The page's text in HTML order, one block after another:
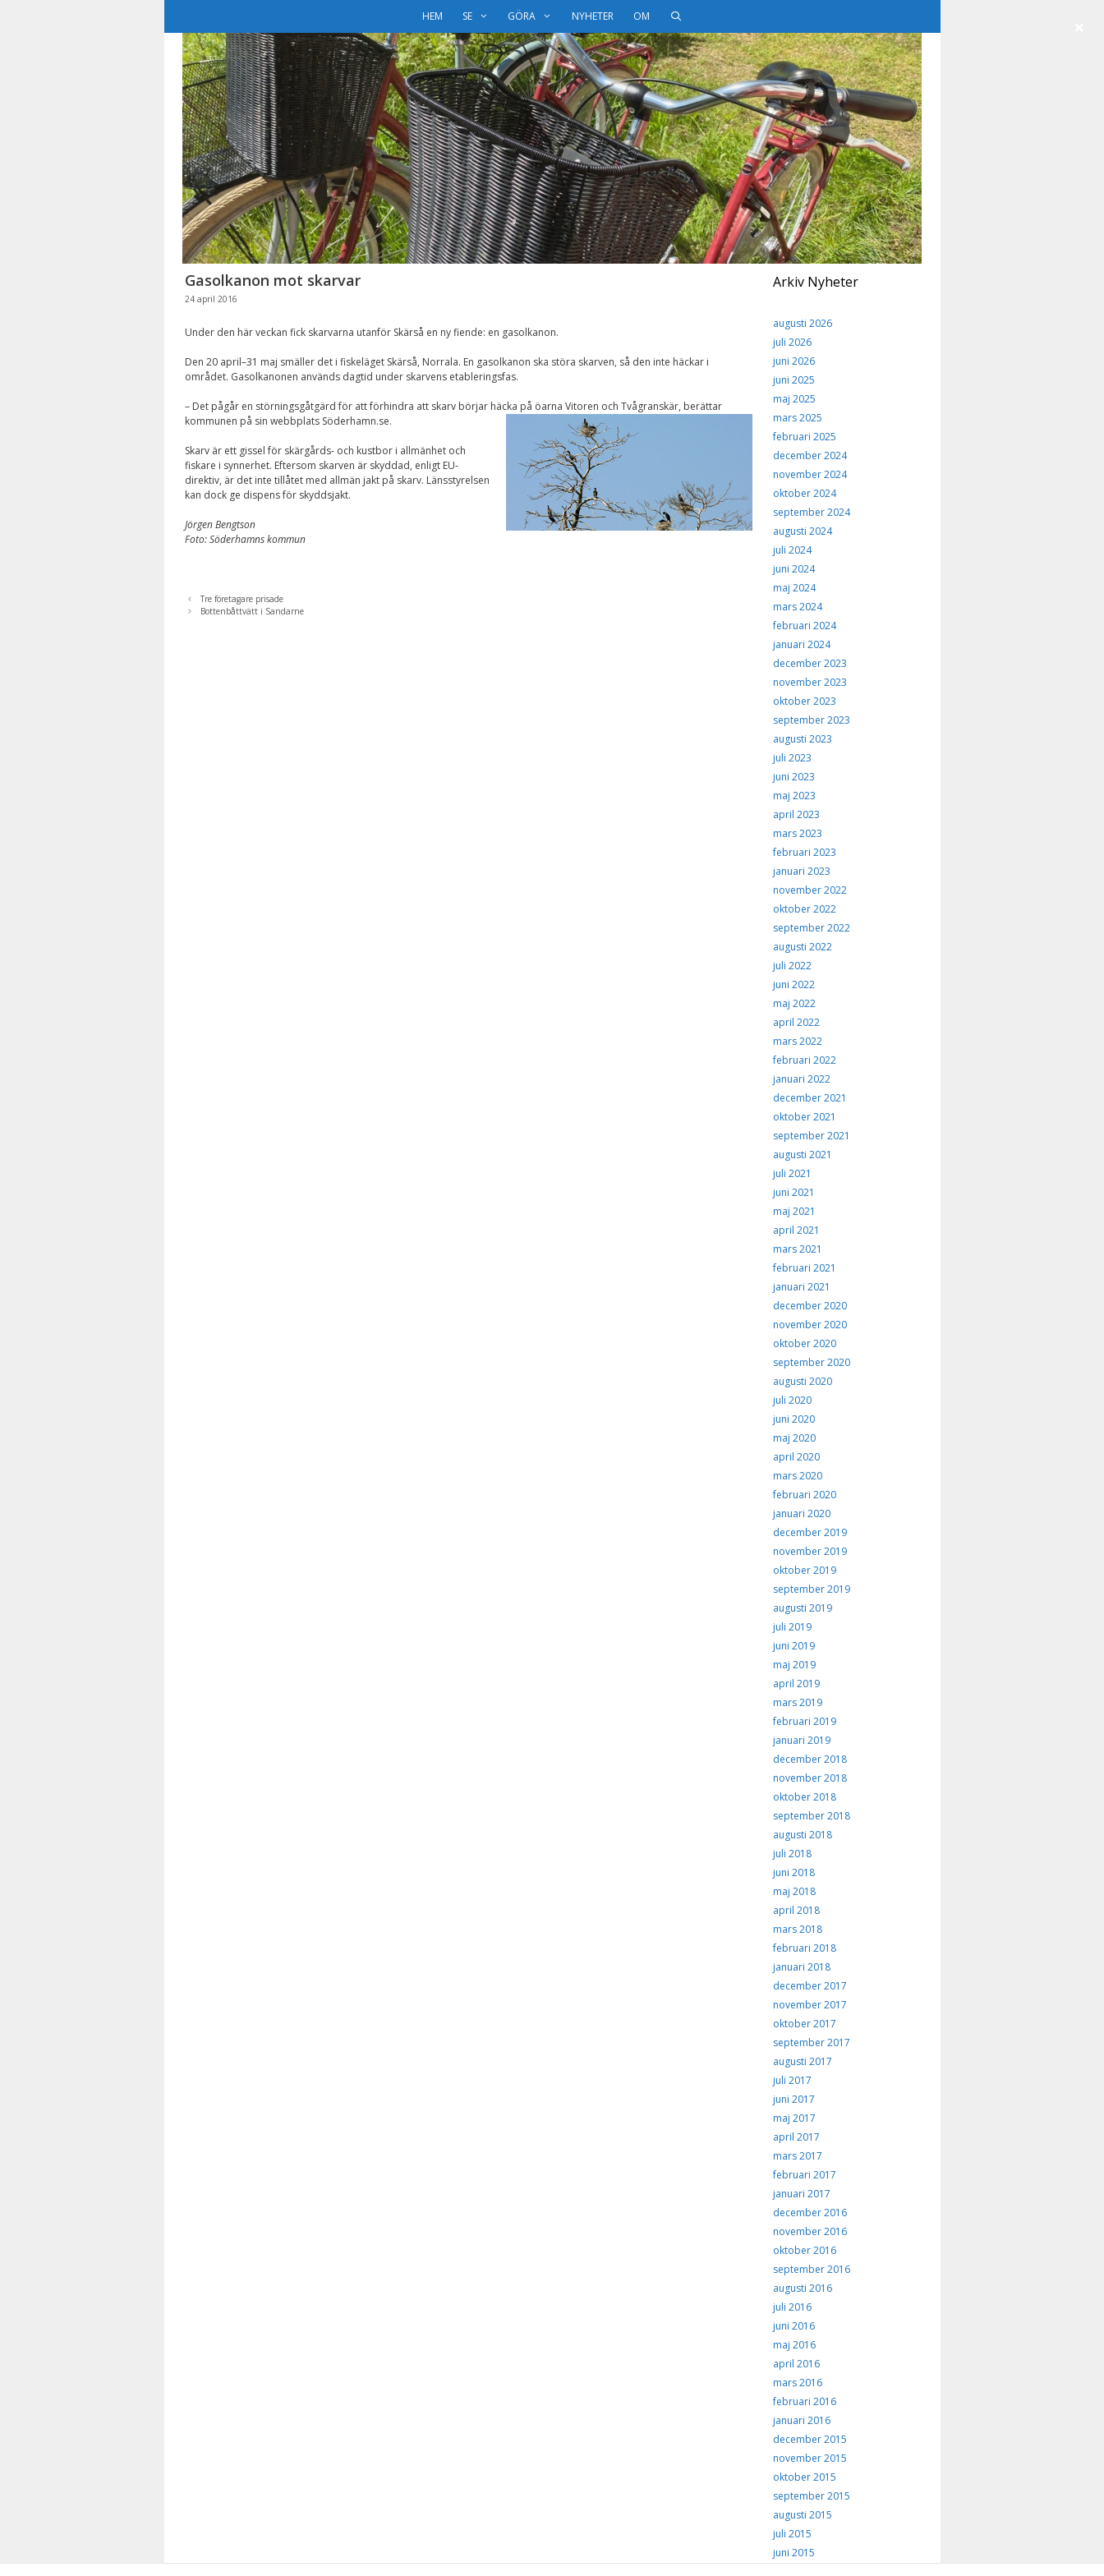
HEM SE GÖRA NYHETER OM
Gasolkanon mot skarvar
24 april 2016
Under den här veckan fick skarvarna utanför Skärså en ny fiende: en gasolkanon.
Den 20 april–31 maj smäller det i fiskeläget Skärså, Norrala. En gasolkanon ska störa skarven, så den inte häckar i
området. Gasolkanonen används dagtid under skarvens etableringsfas.
– Det pågår en störningsgåtgärd för att förhindra att skarv börjar häcka på öarna Vitoren och Tvågranskär, berättar
kommunen på sin webbplats Söderhamn.se.
Skarv är ett gissel för skärgårds- och kustbor i allmänhet och
fiskare i synnerhet. Eftersom skarven är skyddad, enligt EU-
direktiv, är det inte tillåtet med allmän jakt på skarv. Länsstyrelsen
kan dock ge dispens för skyddsjakt.
Jörgen Bengtson
Foto: Söderhamns kommun
Tre företagare prisade
Bottenbåttvätt i Sandarne
Arkiv Nyheter
augusti 2026
juli 2026
juni 2026
juni 2025
maj 2025
mars 2025
februari 2025
december 2024
november 2024
oktober 2024
september 2024
augusti 2024
juli 2024
juni 2024
maj 2024
mars 2024
februari 2024
januari 2024
december 2023
november 2023
oktober 2023
september 2023
augusti 2023
juli 2023
juni 2023
maj 2023
april 2023
mars 2023
februari 2023
januari 2023
november 2022
oktober 2022
september 2022
augusti 2022
juli 2022
juni 2022
maj 2022
april 2022
mars 2022
februari 2022
januari 2022
december 2021
oktober 2021
september 2021
augusti 2021
juli 2021
juni 2021
maj 2021
april 2021
mars 2021
februari 2021
januari 2021
december 2020
november 2020
oktober 2020
september 2020
augusti 2020
juli 2020
juni 2020
maj 2020
april 2020
mars 2020
februari 2020
januari 2020
december 2019
november 2019
oktober 2019
september 2019
augusti 2019
juli 2019
juni 2019
maj 2019
april 2019
mars 2019
februari 2019
januari 2019
december 2018
november 2018
oktober 2018
september 2018
augusti 2018
juli 2018
juni 2018
maj 2018
april 2018
mars 2018
februari 2018
januari 2018
december 2017
november 2017
oktober 2017
september 2017
augusti 2017
juli 2017
juni 2017
maj 2017
april 2017
mars 2017
februari 2017
januari 2017
december 2016
november 2016
oktober 2016
september 2016
augusti 2016
juli 2016
juni 2016
maj 2016
april 2016
mars 2016
februari 2016
januari 2016
december 2015
november 2015
oktober 2015
september 2015
augusti 2015
juli 2015
juni 2015
inte att välja
bort. De behövs
för att
hemsidan över
huvud taget
ska fungera.
Statistik